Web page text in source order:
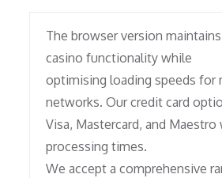
The browser version
casino functionality while
optimising loading speeds for
networks. Our credit card
Visa, Mastercard, and
processing times.
We accept a comprehensive